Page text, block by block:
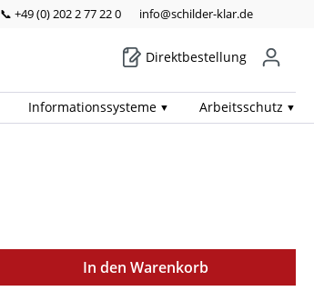
📞 +49 (0) 202 2 77 22 0 info@schilder-klar.de
Direktbestellung
Informations­systeme Arbeits­schutz
In den Warenkorb